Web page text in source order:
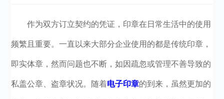
作为双方订立契约的凭证，印章在日常生活中的使用
频繁且重要。一直以来大部分企业使用的都是传统印章，
即实体章，然而问题也不断，如因疏忽或管理不善导致的
私盖公章、盗章状况。随着电子印章的到来，虽然更加的